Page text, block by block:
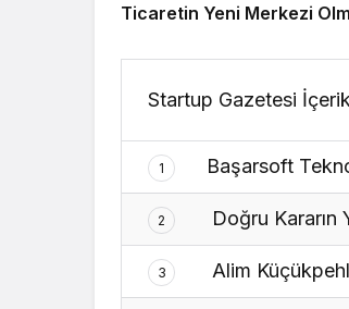
Ticaretin Yeni Merkezi
Startup Gazetesi İçerik
1 Başarsoft
2 Doğru Kararın
3 Alim